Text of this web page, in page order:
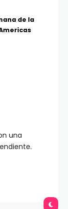
una
de la